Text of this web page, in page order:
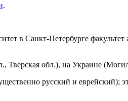
.
в Санкт-Петербурге
Тверская обл.), на Украине
русский и еврейский);